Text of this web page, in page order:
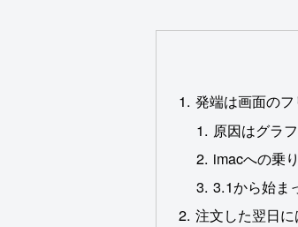
発端は画面の
原因はグラ
imacへの乗
3.1から始ま
注文した翌日に